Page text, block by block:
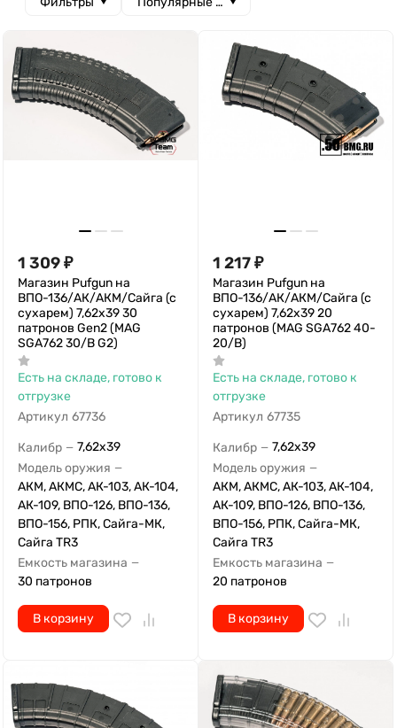
1 309₽
Магазин Pufgun на
ВПО-136/АК/АКМ/Сайга (с
сухарем) 7,62х39 30
патронов Gen2 (MAG
SGA762 30/B G2)
Есть на складе, готово к
отгрузке
Артикул 67736
Калибр — 7,62x39
Модель оружия —
АКМ, АКМС, АК-103, АК-104,
АК-109, ВПО-126, ВПО-136,
ВПО-156, РПК, Сайга-МК,
Сайга TR3
Емкость магазина —
30 патронов
В корзину
1 217₽
Магазин Pufgun на
ВПО-136/АК/АКМ/Сайга (с
сухарем) 7,62х39 20
патронов (MAG SGA762 40-
20/B)
Есть на складе, готово к
отгрузке
Артикул 67735
Калибр — 7,62x39
Модель оружия —
АКМ, АКМС, АК-103, АК-104,
АК-109, ВПО-126, ВПО-136,
ВПО-156, РПК, Сайга-МК,
Сайга TR3
Емкость магазина —
20 патронов
В корзину